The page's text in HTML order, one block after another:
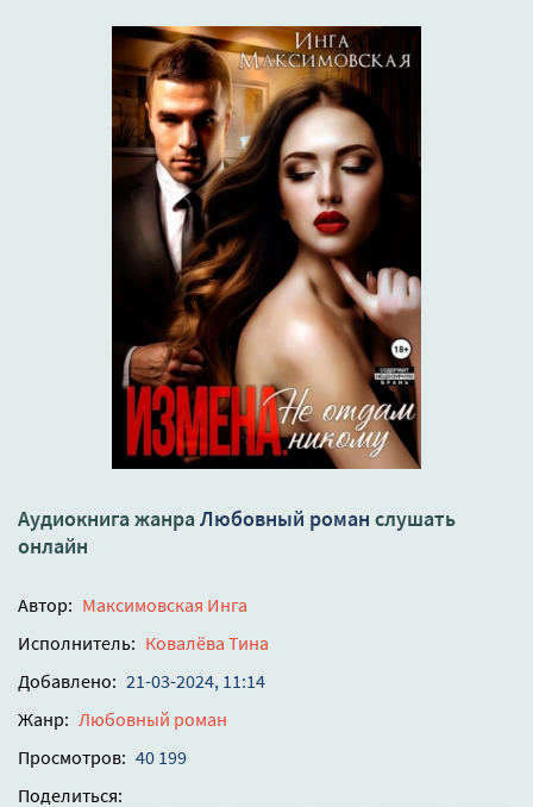
Аудиокнига жанра Любовный роман слушать
онлайн
Автор: Максимовская Инга
Исполнитель: Ковалёва Тина
Добавлено: 21-03-2024, 11:14
Жанр: Любовный роман
Просмотров: 40 199
Поделиться: